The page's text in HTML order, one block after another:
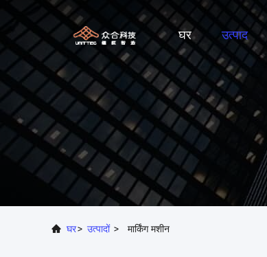
घर उत्पाद
घर> उत्पादों > मार्किंग मशीन